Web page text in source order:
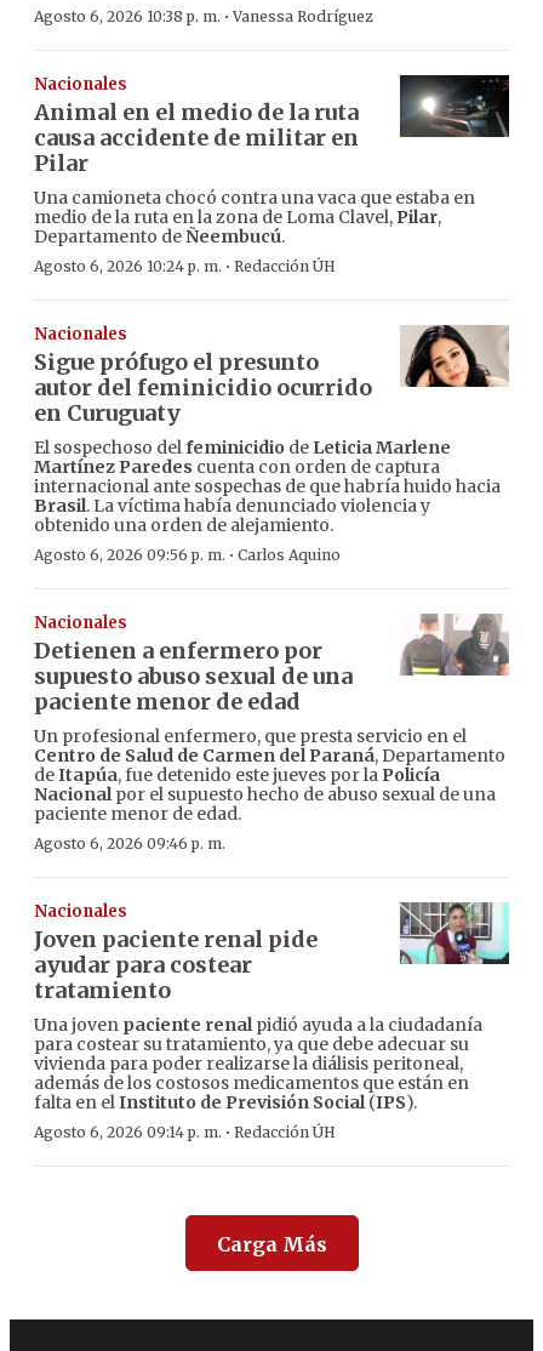
Agosto 6, 2026 10:38 p. m. ·Vanessa Rodríguez
Nacionales
Animal en el medio de la ruta
causa accidente de militar en
Pilar
Una camioneta chocó contra una vaca que estaba en
medio de la ruta en la zona de Loma Clavel, Pilar,
Departamento deÑeembucú.
Agosto 6, 2026 10:24 p. m. · Redacción ÚH
Nacionales
Sigue prófugo el presunto
autor del feminicidio ocurrido
en Curuguaty
El sospechoso delfeminicidio de Leticia Marlene
Martínez Paredes cuenta con orden de captura
internacional ante sospechas de que habría huido hacia
Brasil. La víctima había denunciado violencia y
obtenido una orden de alejamiento.
Agosto 6, 2026 09:56 p. m. · Carlos Aquino
Nacionales
Detienen a enfermero por
supuesto abuso sexual de una
paciente menor de edad
Un profesional enfermero, que presta servicio en el
Centro de Salud de Carmen del Paraná, Departamento
deItapúa, fue detenido este jueves por la Policía
Nacionalpor el supuesto hecho de abuso sexual de una
paciente menor de edad.
Agosto 6, 2026 09:46 p. m.
Nacionales
Joven paciente renal pide
ayudar para costear
tratamiento
Una joven paciente renalpidió ayuda a la ciudadanía
para costear su tratamiento, ya que debe adecuar su
vivienda para poder realizarse la diálisis peritoneal,
además de los costosos medicamentos que están en
falta en elInstituto de Previsión Social(IPS).
Agosto 6, 2026 09:14 p. m. · Redacción ÚH
Carga Más